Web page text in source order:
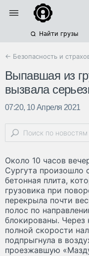
Найти грузы
← Безопасность и
Выпавшая из
вызвала
07:20, 10 Апреля 2021
Около 10 часов
Сургута произошло
бетонная плита,
грузовика при
перекрыла почти
полос по
блокированы. Через
полной скорости
подпрыгнула в
проезжавшую